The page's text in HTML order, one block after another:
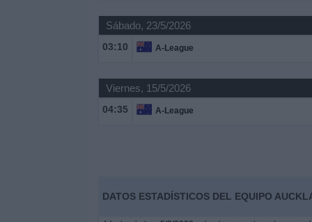
Sábado, 23/5/2026
03:10 A-League
Viernes, 15/5/2026
04:35 A-League
DATOS ESTADÍSTICOS DEL EQUIPO